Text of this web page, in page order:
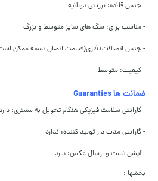
- جنس قلاده: برزنتی دو لایه
- مناسب برای: سگ های سایز متوسط و بزرگ
- جنس اتصالات: فلزی(قسمت اتصال تسمه ممکن
- کیفیت: متوسط
ضمانت ها Guaranties
- گارانتی سلامت فیزیکی هنگام تحویل به مشتری:
- گارانتی مدت دار تولید کننده: ندارد
- آپشن تست و ارسال عکس: دارد
بخشها :